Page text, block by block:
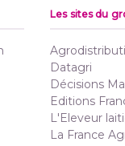
Les sites du
Datagri
Décisions
Editions
L'Eleveur
La France